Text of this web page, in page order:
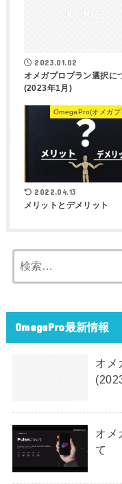
2023.01.02
オメガプロプラン選択に
(2023年1月)
OmegaPro(オメガプ
2022.04.13
メリットとデメリット
OmegaPro最新情報
オメ
オメ
て